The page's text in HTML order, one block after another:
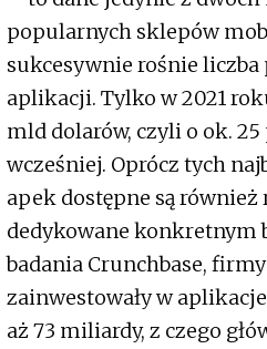
popularnych sklepów
sukcesywnie rośnie liczba
aplikacji. Tylko w 2021
mld dolarów, czyli o ok.
wcześniej. Oprócz tych
apek dostępne są również
dedykowane konkretnym
badania Crunchbase,
zainwestowały w
aż 73 miliardy, z czego